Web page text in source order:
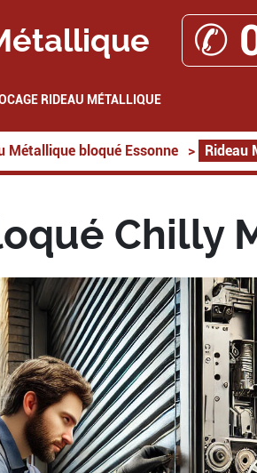
✆
RIDEAU MÉTALLIQUE
Métallique bloqué Essonne > Rideau
Chilly